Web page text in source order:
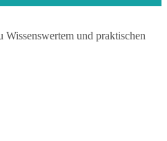
und praktischen